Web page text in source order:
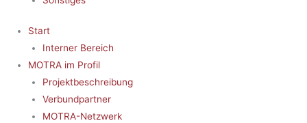
Start
Interner Bereich
MOTRA im Profil
Projektbeschreibung
Verbundpartner
MOTRA-Netzwerk